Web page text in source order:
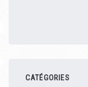
CATÉGORIES